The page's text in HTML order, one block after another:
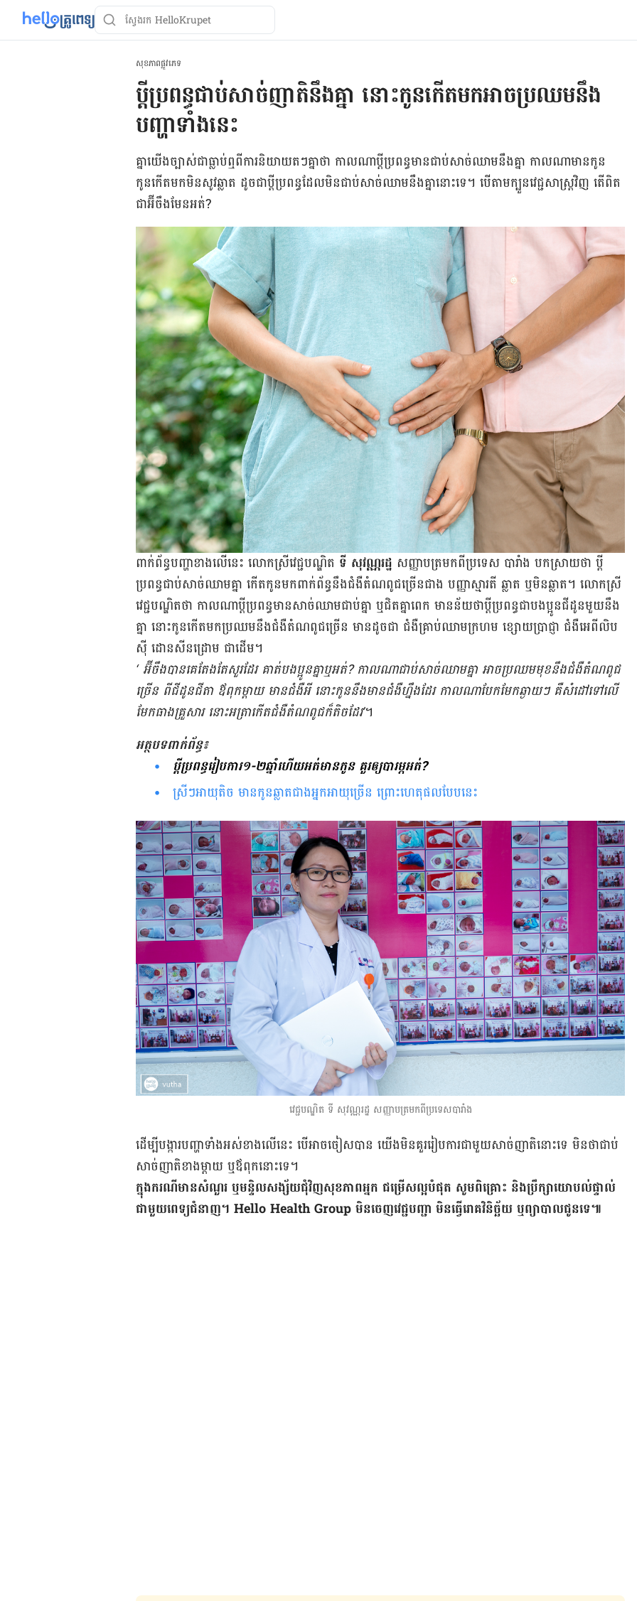
សុខភាពផ្លូវភេទ
ប្តីប្រពន្ធជាប់សាច់ញាតិនឹងគ្នា នោះកូនកើតមកអាចប្រឈមនឹង
បញ្ហាទាំងនេះ
គ្នា​យើង​ច្បាស់​ជា​ធ្លាប់​ឮ​ពី​ការ​និយាយ​តៗ​គ្នា​ថា កាលណា​​ប្តី​​ប្រពន្ធ​មាន​ជាប់​សាច់​​ឈាម​នឹង​គ្នា កាលណា​មាន​​កូន
កូនកើត​មក​មិន​សូវ​ឆ្លាត ដូច​ជា​ប្តី​ប្រពន្ធ​ដែល​មិន​​ជាប់​សាច់​ឈាម​នឹង​គ្នា​នោះ​ទេ។ បើ​តាម​ក្បួន​វេជ្ជសាស្ត្រ​វិញ តើ​ពិត​
ជា​អ៊ីចឹង​មែន​អត់?
ពាក់​ព័ន្ធ​បញ្ហា​ខាង​លើ​នេះ លោកស្រី​វេជ្ជបណ្ឌិត ទី សុវណ្ណរដ្ឋ សញ្ញាបត្រ​មក​ពី​ប្រទេស បារាំង បកស្រាយ​ថា ប្តី​
ប្រពន្ធ​ជាប់​សាច់​ឈាម​គ្នា កើត​កូន​មក​ពាក់ព័ន្ធ​នឹង​ជំងឺ​តំណពូជ​ច្រើន​ជាង បញ្ញា​ស្មារតី ឆ្លាត ឬ​មិន​ឆ្លាត។ លោកស្រី​
វេជ្ជបណ្ឌិត​ថា កាលណា​ប្តី​ប្រពន្ធ​មាន​សាច់​ឈាម​ជាប់​គ្នា ឬ​ជិត​គ្នា​ពេក មាន​ន័យ​ថា​ប្តី​ប្រពន្ធ​ជា​បងប្អូន​ជីដូន​មួយ​នឹង​
គ្នា នោះ​កូន​កើត​មក​ប្រឈម​នឹង​ជំងឺ​តំណពូជ​ច្រើន មានដូចជា ជំងឺគ្រាប់ឈាមក្រហម ខ្សោយប្រាជ្ញា ជំងឺ​អេពីលិប
ស៊ី ដោនសីនដ្រោម ជាដើម។
‘ អ៊ីចឹង​បាន​គេ​តែង​តែ​សួរ​ដែរ គាត់​បង​ប្អូន​គ្នា​ឬ​អត់? កាលណា​ជាប់​សាច់​ឈាម​គ្នា អាច​ប្រឈម​មុខ​នឹង​ជំងឺ​តំណពូជ​
ច្រើន ពី​ជីដូន​ជីតា ឪពុក​ម្តាយ មាន​ជំងឺ​អី នោះ​កូន​​នឹង​មាន​ជំងឺ​ហ្នឹង​ដែរ កាលណា​បែក​មែក​ឆ្ងាយៗ គឺសំដៅ​ទៅ​លើ​
មែក​ធាង​គ្រួសារ នោះ​អត្រា​កើត​ជំងឺ​តំណ​ពូជ​ក៏តិចដែរ’។
អត្ថបទពាក់ព័ន្ធ៖
ប្តី​ប្រពន្ធ​រៀបការ​១-២ឆ្នាំ​ហើយអត់​មាន​កូន​ គួរ​ឲ្យ​បារម្ភ​អត់?
ស្រីៗអាយុតិច មានកូនឆ្លាតជាងអ្នក​អាយុច្រើន ព្រោះហេតុផលបែបនេះ
វេជ្ជបណ្ឌិត ទី សុវណ្ណរដ្ឋ សញ្ញាបត្រមកពីប្រទេសបារាំង
ដើម្បី​បង្ការ​បញ្ហា​ទាំង​អស់​ខាងលើ​នេះ បើ​អាច​ចៀស​បាន យើង​មិន​គួរ​រៀបការ​ជាមួយ​សាច់ញាតិ​នោះ​ទេ មិន​ថា​ជាប់​​
សាច់​​ញាតិ​​ខាង​ម្តាយ ឬ​ឪពុក​នោះ​ទេ។
ក្នុង​ករណី​មាន​សំណួរ ឬ​មន្ទិលសង្ស័យ​ជុំវិញ​សុខភាព​អ្នក ជម្រើស​ល្អ​បំផុត សូម​ពិគ្រោះ និង​ប្រឹក្សា​យោបល់​ផ្ទាល់​
ជាមួយ​ពេទ្យ​ជំនាញ។ Hello Health Group មិន​ចេញ​វេជ្ជបញ្ជា មិន​ធ្វើ​រោគវិនិច្ឆ័យ ឬ​ព្យាបាល​ជូន​ទេ៕